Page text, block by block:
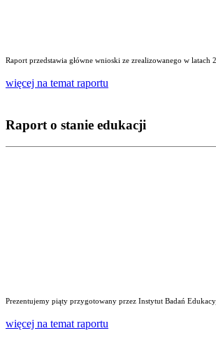
Raport przedstawia główne wnioski ze zrealizowanego w
więcej na temat raportu
Raport o stanie edukacji
Prezentujemy piąty przygotowany przez Instytut Badań
więcej na temat raportu